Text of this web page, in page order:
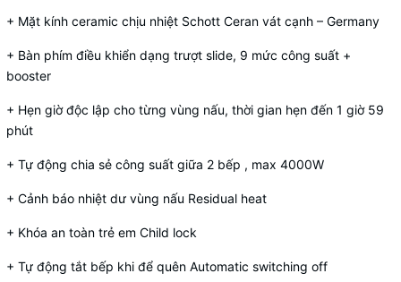
+ Mặt kính ceramic chịu nhiệt Schott Ceran vát cạnh – Germany
+ Bàn phím điều khiển dạng trượt slide, 9 mức công suất +
booster
+ Hẹn giờ độc lập cho từng vùng nấu, thời gian hẹn đến 1 giờ 59
phút
+ Tự động chia sẻ công suất giữa 2 bếp , max 4000W
+ Cảnh báo nhiệt dư vùng nấu Residual heat
+ Khóa an toàn trẻ em Child lock
+ Tự động tắt bếp khi để quên Automatic switching off